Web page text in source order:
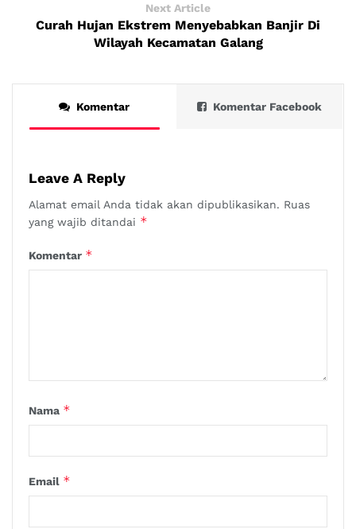
Next Article
Curah Hujan Ekstrem Menyebabkan Banjir Di
Wilayah Kecamatan Galang
Komentar Komentar Facebook
Leave A Reply
Alamat email Anda tidak akan dipublikasikan. Ruas
yang wajib ditandai *
Komentar *
Nama *
Email *